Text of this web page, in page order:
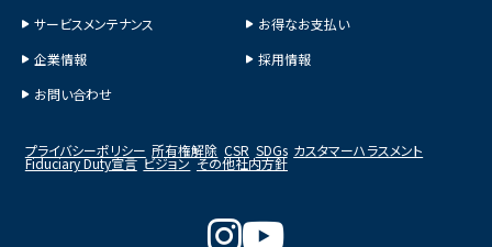
サービスメンテナンス
お得なお支払い
企業情報
採用情報
お問い合わせ
プライバシーポリシー 所有権解除 CSR SDGs カスタマーハラスメント
Fiduciary Duty宣言 ビジョン その他社内方針